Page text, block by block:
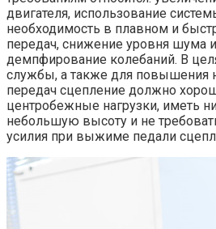
двигателя, использование
необходимость в плавном и
передач, снижение уровня шума
демпфирование колебаний. В
службы, а также для повышения
передач сцепление должно
центробежные нагрузки, иметь
небольшую высоту и не
усилия при выжиме педали